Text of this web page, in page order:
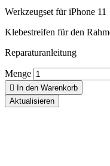
Werkzeugset für iPhone 11
Klebestreifen für den
Reparaturanleitung
Menge
 In den Warenkorb